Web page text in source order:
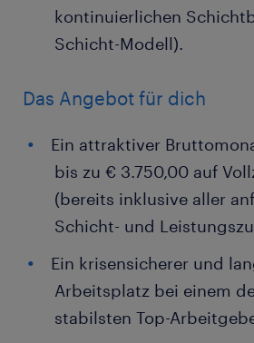
kontinuierlichen
Schicht-Modell).
Das Angebot für dich
Ein attraktiver
bis zu € 3.750,00 auf
(bereits inklusive aller
Schicht- und
Ein krisensicherer und
Arbeitsplatz bei einem
stabilsten Top-